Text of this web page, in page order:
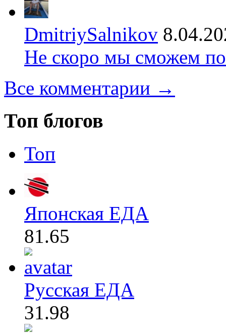
DmitriySalnikov
Не скоро мы сможем
Все комментарии →
Топ блогов
Топ
Японская ЕДА
81.65
Русская ЕДА
31.98